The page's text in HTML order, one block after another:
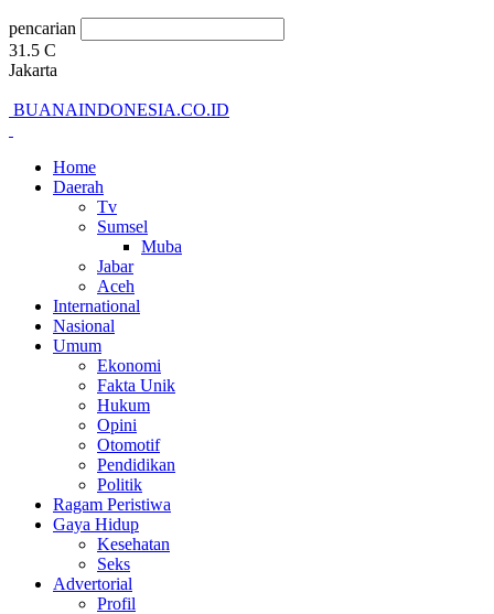
pencarian
31.5 C
Jakarta
BUANAINDONESIA.CO.ID
Home
Daerah
Tv
Sumsel
Muba
Jabar
Aceh
International
Nasional
Umum
Ekonomi
Fakta Unik
Hukum
Opini
Otomotif
Pendidikan
Politik
Ragam Peristiwa
Gaya Hidup
Kesehatan
Seks
Advertorial
Profil